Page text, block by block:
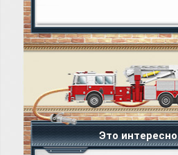
Это интересно